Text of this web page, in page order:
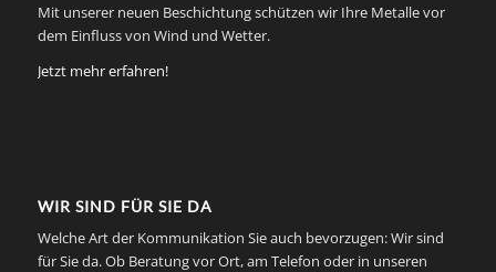
Mit unserer neuen Beschichtung schützen wir Ihre Metalle vor
dem Einfluss von Wind und Wetter.
Jetzt mehr erfahren!
WIR SIND FÜR SIE DA
Welche Art der Kommunikation Sie auch bevorzugen: Wir sind
für Sie da. Ob Beratung vor Ort, am Telefon oder in unseren